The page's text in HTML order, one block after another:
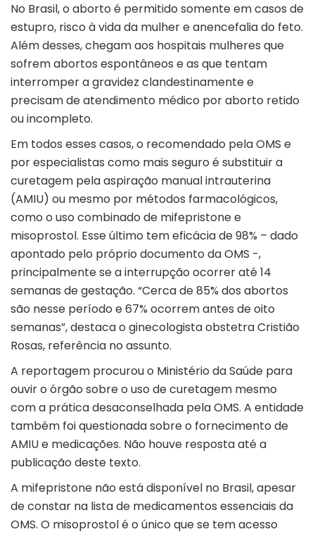
No Brasil, o aborto é permitido somente em casos de
estupro, risco à vida da mulher e anencefalia do feto.
Além desses, chegam aos hospitais mulheres que
sofrem abortos espontâneos e as que tentam
interromper a gravidez clandestinamente e
precisam de atendimento médico por aborto retido
ou incompleto.
Em todos esses casos, o recomendado pela OMS e
por especialistas como mais seguro é substituir a
curetagem pela aspiração manual intrauterina
(AMIU) ou mesmo por métodos farmacológicos,
como o uso combinado de mifepristone e
misoprostol. Esse último tem eficácia de 98% – dado
apontado pelo próprio documento da OMS -,
principalmente se a interrupção ocorrer até 14
semanas de gestação. “Cerca de 85% dos abortos
são nesse período e 67% ocorrem antes de oito
semanas”, destaca o ginecologista obstetra Cristião
Rosas, referência no assunto.
A reportagem procurou o Ministério da Saúde para
ouvir o órgão sobre o uso de curetagem mesmo
com a prática desaconselhada pela OMS. A entidade
também foi questionada sobre o fornecimento de
AMIU e medicações. Não houve resposta até a
publicação deste texto.
A mifepristone não está disponível no Brasil, apesar
de constar na lista de medicamentos essenciais da
OMS. O misoprostol é o único que se tem acesso